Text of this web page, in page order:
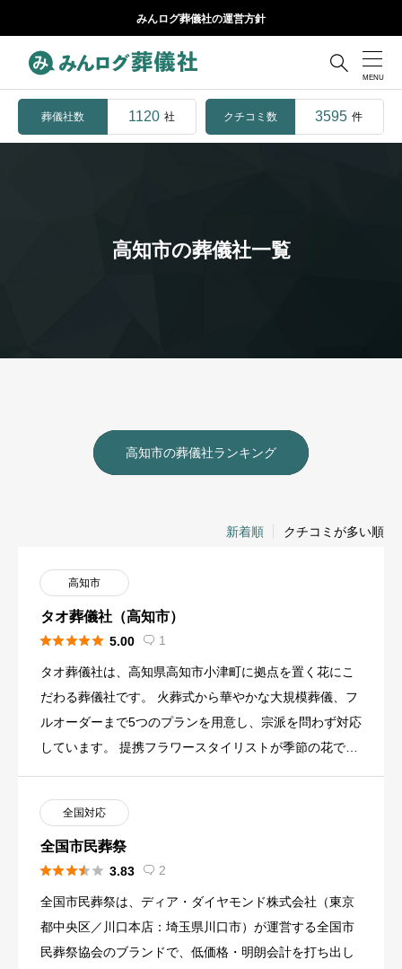
みんログ葬儀社の運営方針

葬儀社数 1120 社 クチコミ数 3595 件
高知市の葬儀社一覧
高知市の葬儀社ランキング
新着順 クチコミが多い順
高知市
タオ葬儀社（高知市）
 5.00  1
タオ葬儀社は、高知県高知市小津町に拠点を置く花にこ
だわる葬儀社です。 火葬式から華やかな大規模葬儀、フ
ルオーダーまで5つのプランを用意し、宗派を問わず対応
しています。 提携フラワースタイリストが季節の花でデ
全国対応
全国市民葬祭
 3.83  2
全国市民葬祭は、ディア・ダイヤモンド株式会社（東京
都中央区／川口本店：埼玉県川口市）が運営する全国市
民葬祭協会のブランドで、低価格・明朗会計を打ち出し